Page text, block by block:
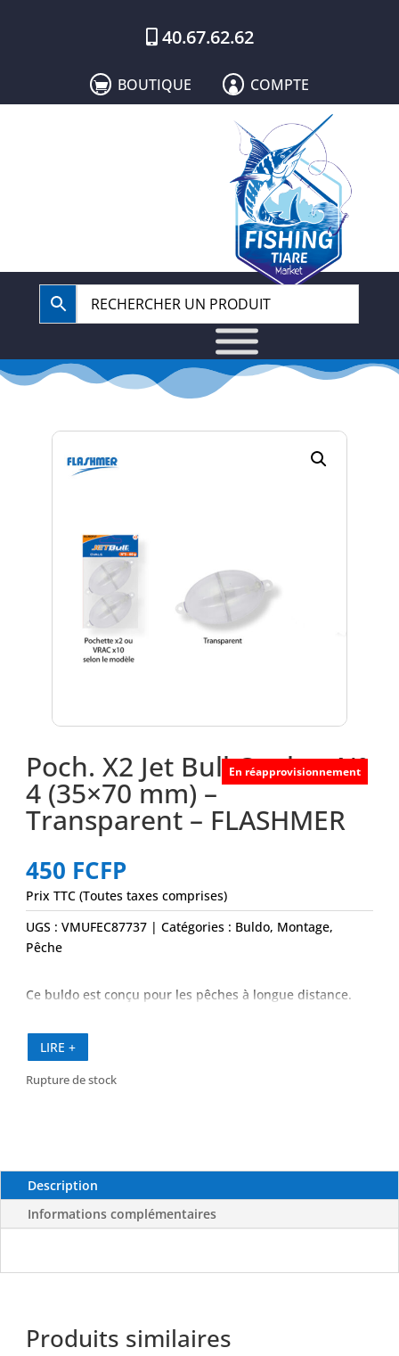
40.67.62.62
 BOUTIQUE  COMPTE
Poch. X2 Jet Bull Ovale – N°
4 (35×70 mm) –
Transparent – FLASHMER
450 FCFP
En réapprovisionnement
Prix TTC (Toutes taxes comprises)
UGS :VMUFEC87737 Catégories : Buldo, Montage,
Pêche
Ce buldo est conçu pour les pêches à longue distance.
LIRE +
Rupture de stock
Description
Informations complémentaires
Produits similaires